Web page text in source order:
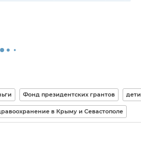
Фонд президентских грантов дети
в Крыму и Севастополе